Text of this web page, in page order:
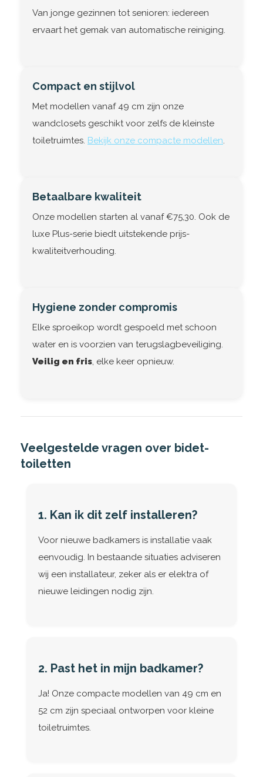
Van jonge gezinnen tot senioren: iedereen
ervaart het gemak van automatische reiniging.
Compact en stijlvol
Met modellen vanaf 49 cm zijn onze
wandclosets geschikt voor zelfs de kleinste
toiletruimtes. Bekijk onze compacte modellen.
Betaalbare kwaliteit
Onze modellen starten al vanaf €75,30. Ook de
luxe Plus-serie biedt uitstekende prijs-
kwaliteitverhouding.
Hygiene zonder compromis
Elke sproeikop wordt gespoeld met schoon
water en is voorzien van terugslagbeveiliging.
Veilig en fris, elke keer opnieuw.
Veelgestelde vragen over bidet-
toiletten
1. Kan ik dit zelf installeren?
Voor nieuwe badkamers is installatie vaak
eenvoudig. In bestaande situaties adviseren
wij een installateur, zeker als er elektra of
nieuwe leidingen nodig zijn.
2. Past het in mijn badkamer?
Ja! Onze compacte modellen van 49 cm en
52 cm zijn speciaal ontworpen voor kleine
toiletruimtes.